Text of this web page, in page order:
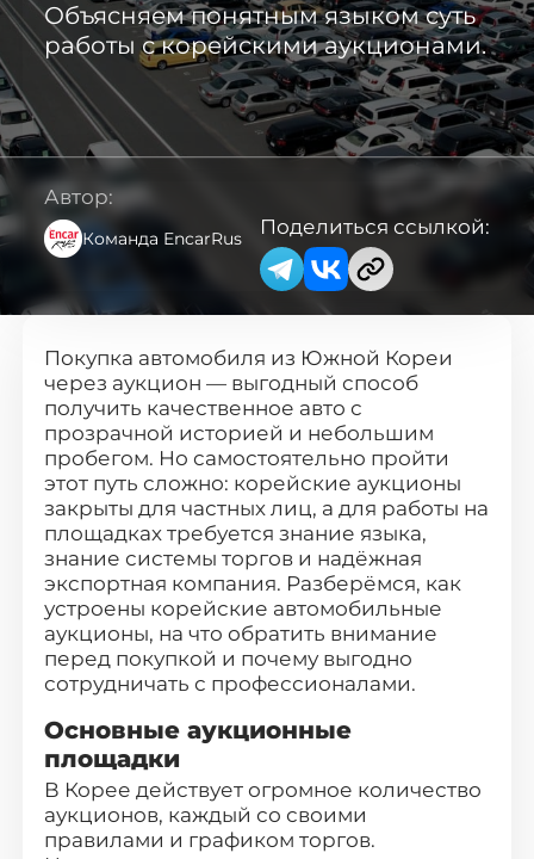
Авто с аукциона AutoHub
Мотоциклы из Кореи
✅ Авто в наличии в Москве
Новые авто из Казахстана
Авто из Китая ↗
О компании
Отзывы о нас
Как заказать авто
Авто до 160 л.с.
Кредит
Контакты
Объясняем понятным языком суть
работы с корейскими аукционами.
Поделиться ссылкой:
Автор:
Команда EncarRus
Покупка автомобиля из Южной Кореи
через аукцион — выгодный способ
получить качественное авто с
прозрачной историей и небольшим
пробегом. Но самостоятельно пройти
этот путь сложно: корейские аукционы
закрыты для частных лиц, а для работы на
площадках требуется знание языка,
знание системы торгов и надёжная
экспортная компания. Разберёмся, как
устроены корейские автомобильные
аукционы, на что обратить внимание
перед покупкой и почему выгодно
сотрудничать с профессионалами.
Основные аукционные
площадки
В Корее действует огромное количество
аукционов, каждый со своими
правилами и графиком торгов.